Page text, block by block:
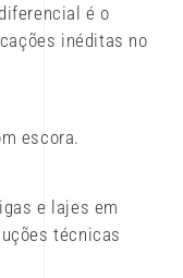
é o
inéditas no
escora.
e lajes em
técnicas